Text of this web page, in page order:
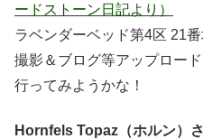
ードストーン日記より）
ラベンダーベッド第4区 21
撮影＆ブログ等アップロー
行ってみようかな！
Hornfels Topaz（ホルン）